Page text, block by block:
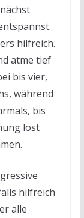
hilfreich.
atme tief
bis vier,
während
bis
löst
hilfreich
alle